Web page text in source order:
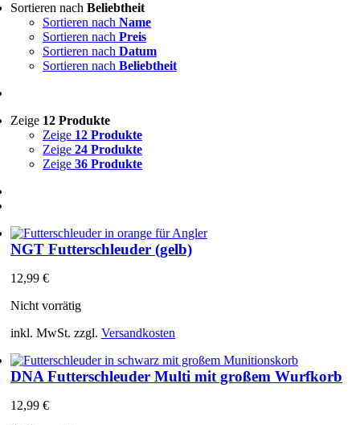
Sortieren nach Beliebtheit
Sortieren nach Name
Sortieren nach Preis
Sortieren nach Datum
Sortieren nach Beliebtheit
Zeige 12 Produkte
Zeige 12 Produkte
Zeige 24 Produkte
Zeige 36 Produkte
NGT Futterschleuder (gelb)
12,99 €
Nicht vorrätig
inkl. MwSt. zzgl. Versandkosten
DNA Futterschleuder Multi mit großem Wurfkorb
12,99 €